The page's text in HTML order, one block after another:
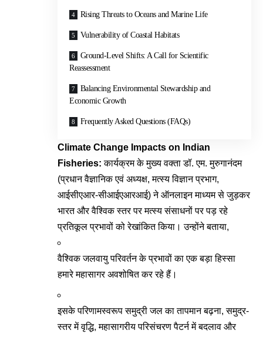
Rising Threats to Oceans and Marine Life
Vulnerability of Coastal Habitats
Ground-Level Shifts: A Call for Scientific
Reassessment
Balancing Environmental Stewardship and
Economic Growth
Frequently Asked Questions (FAQs)
Climate Change Impacts on Indian
Fisheries:कार्यक्रम के मुख्य वक्ता डॉ. एम. मुरुगानंदम
(प्रधान वैज्ञानिक एवं अध्यक्ष, मत्स्य विज्ञान प्रभाग,
आईसीएआर-सीआईएआरआई) ने ऑनलाइन माध्यम से जुड़कर
भारत और वैश्विक स्तर पर मत्स्य संसाधनों पर पड़ रहे
प्रतिकूल प्रभावों को रेखांकित किया । उन्होंने बताया,
वैश्विक जलवायु परिवर्तन के प्रभावों का एक बड़ा हिस्सा
हमारे महासागर अवशोषित कर रहे हैं ।
इसके परिणामस्वरूप समुद्री जल का तापमान बढ़ना, समुद्र-
स्तर में वृद्धि, महासागरीय परिसंचरण पैटर्न में बदलाव और